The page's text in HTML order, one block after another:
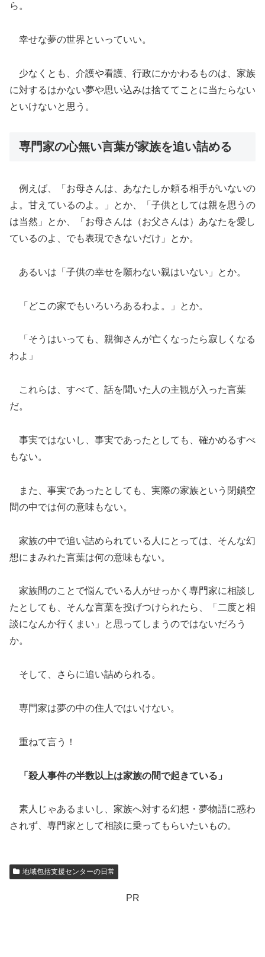
ら。
幸せな夢の世界といっていい。
少なくとも、介護や看護、行政にかかわるものは、家族
に対するはかない夢や思い込みは捨ててことに当たらない
といけないと思う。
専門家の心無い言葉が家族を追い詰める
例えば、「お母さんは、あなたしか頼る相手がいないの
よ。甘えているのよ。」とか、「子供としては親を思うの
は当然」とか、「お母さんは（お父さんは）あなたを愛し
ているのよ、でも表現できないだけ」とか。
あるいは「子供の幸せを願わない親はいない」とか。
「どこの家でもいろいろあるわよ。」とか。
「そうはいっても、親御さんが亡くなったら寂しくなる
わよ」
これらは、すべて、話を聞いた人の主観が入った言葉
だ。
事実ではないし、事実であったとしても、確かめるすべ
もない。
また、事実であったとしても、実際の家族という閉鎖空
間の中では何の意味もない。
家族の中で追い詰められている人にとっては、そんな幻
想にまみれた言葉は何の意味もない。
家族間のことで悩んでいる人がせっかく専門家に相談し
たとしても、そんな言葉を投げつけられたら、「二度と相
談になんか行くまい」と思ってしまうのではないだろう
か。
そして、さらに追い詰められる。
専門家は夢の中の住人ではいけない。
重ねて言う！
「殺人事件の半数以上は家族の間で起きている」
素人じゃあるまいし、家族へ対する幻想・夢物語に惑わ
されず、専門家として相談に乗ってもらいたいもの。
地域包括支援センターの日常
PR